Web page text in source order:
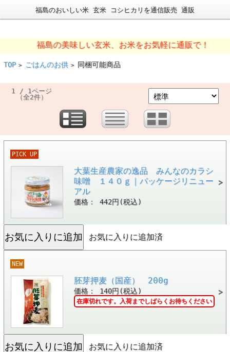
福島のおいしい米 玄米 コシヒカリを通信販売 通販
福島の美味しい玄米、お米をお気軽に通販で！
TOP > ごはんのお供 > 同梱可能商品
1 / 1ページ
（全2件）
PICK UP
大葉生産農家の逸品 みんなのカラシ
味噌 １４０ｇ｜パッケージリニュー
アル
価格： 442円(税込)
お気に入りに追加済
NEW
胚芽押麦（国産） 200g
価格： 140円(税込)
在庫切れです。入荷までしばらくお待ちください
お気に入りに追加済